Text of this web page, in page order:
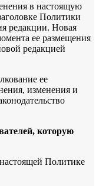
в настоящую
Политики
редакции. Новая
ее размещения
редакцией
ее
изменения и
которую
Политике